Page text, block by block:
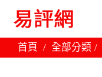
首頁 全部分類